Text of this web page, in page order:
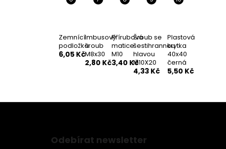
Zemnící
podložka
6,05 Kč
Imbusový
šroub
M8x30
2,80 Kč
Přírubová
matice
M10
3,40 Kč
Šroub se
šestihrannou
hlavou
M10X20
4,33 Kč
Plastová
krytka
40x40
černá
5,50 Kč
Odebírat newsletter